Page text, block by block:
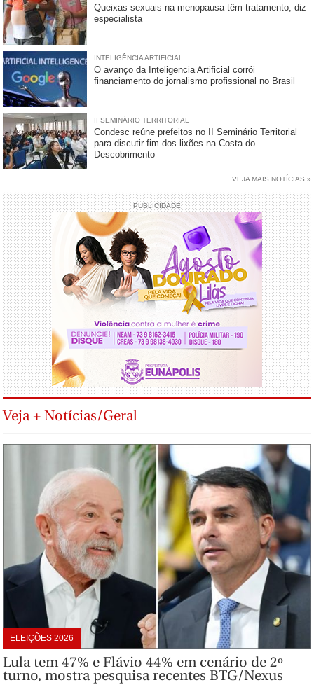
Queixas sexuais na menopausa têm tratamento, diz
especialista
INTELIGÊNCIA ARTIFICIAL
O avanço da Inteligencia Artificial corrói
financiamento do jornalismo profissional no Brasil
II SEMINÁRIO TERRITORIAL
Condesc reúne prefeitos no II Seminário Territorial
para discutir fim dos lixões na Costa do
Descobrimento
VEJA MAIS NOTÍCIAS »
PUBLICIDADE
Veja + Notícias/Geral
ELEIÇÕES 2026
Lula tem 47% e Flávio 44% em cenário de 2º
turno, mostra pesquisa recentes BTG/Nexus